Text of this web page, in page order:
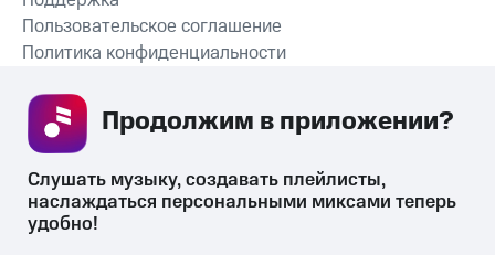
СКАЧАТЬ ПРИЛОЖЕНИЕ
Пользовательское соглашение
Политика конфиденциальности
Слушать музыку, создавать плейлисты,
наслаждаться персональными миксами теперь
удобно!